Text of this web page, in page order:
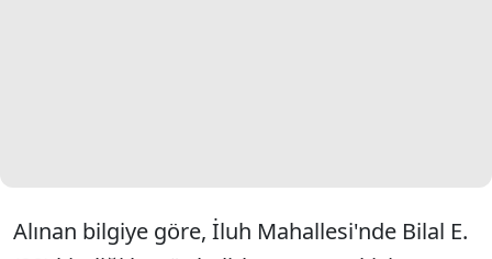
Alınan bilgiye göre, İluh Mahallesi'nde Bilal E.